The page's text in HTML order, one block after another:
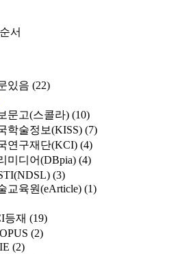
서
있음 (22)
문고(스콜라) (10)
학술정보(KISS) (7)
연구재단(KCI) (4)
미디어(DBpia) (4)
(3)
교육원(eArticle) (1)
등재 (19)
(2)
(2)